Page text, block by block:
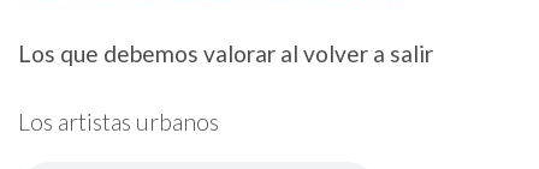
Los que debemos valorar al volver a salir
Los artistas urbanos